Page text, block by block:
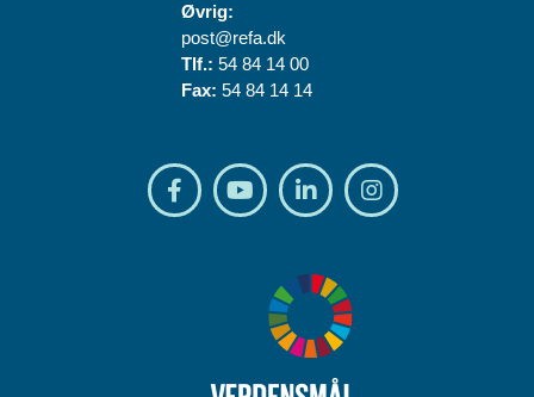
Øvrig:
post@refa.dk
Tlf.: 54 84 14 00
Fax: 54 84 14 14